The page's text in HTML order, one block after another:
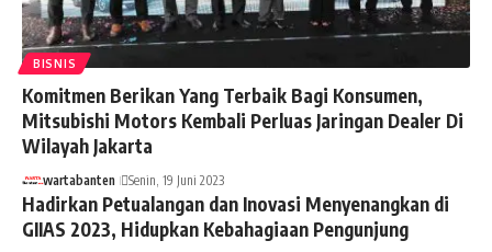
BISNIS
Komitmen Berikan Yang Terbaik Bagi Konsumen,
Mitsubishi Motors Kembali Perluas Jaringan Dealer Di
Wilayah Jakarta
wartabanten Senin, 19 Juni 2023
Hadirkan Petualangan dan Inovasi Menyenangkan di
GIIAS 2023, Hidupkan Kebahagiaan Pengunjung